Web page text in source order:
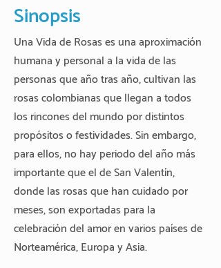
Sinopsis
Una Vida de Rosas es una aproximación
humana y personal a la vida de las
personas que año tras año, cultivan las
rosas colombianas que llegan a todos
los rincones del mundo por distintos
propósitos o festividades. Sin embargo,
para ellos, no hay periodo del año más
importante que el de San Valentín,
donde las rosas que han cuidado por
meses, son exportadas para la
celebración del amor en varios países de
Norteamérica, Europa y Asia.